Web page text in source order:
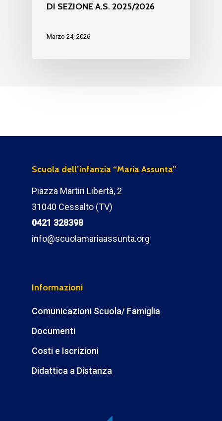
DI SEZIONE A.S. 2025/2026
Marzo 24, 2026
Scuola dell’infanzia “Maria Assunta”
Piazza Martiri Libertà, 2
31040 Cessalto (TV)
0421 328398
info@scuolamariaassunta.org
Informazioni
Comunicazioni Scuola/ Famiglia
Documenti
Costi e Iscrizioni
Didattica a Distanza